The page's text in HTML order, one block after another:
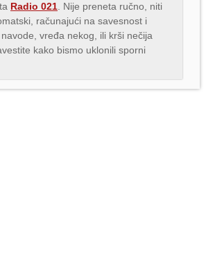
Radio 021 . Nije preneta ručno, niti
računajući na savesnost i
vređa nekog, ili krši nečija
kako bismo uklonili sporni